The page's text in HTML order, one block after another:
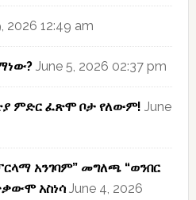
2026 12:49 am
June 5, 2026 02:37 pm
ምድር ፈጽሞ ቦታ የለውም! June
አንገባም” መግለጫ “ወንበር
አስነሳ June 4, 2026